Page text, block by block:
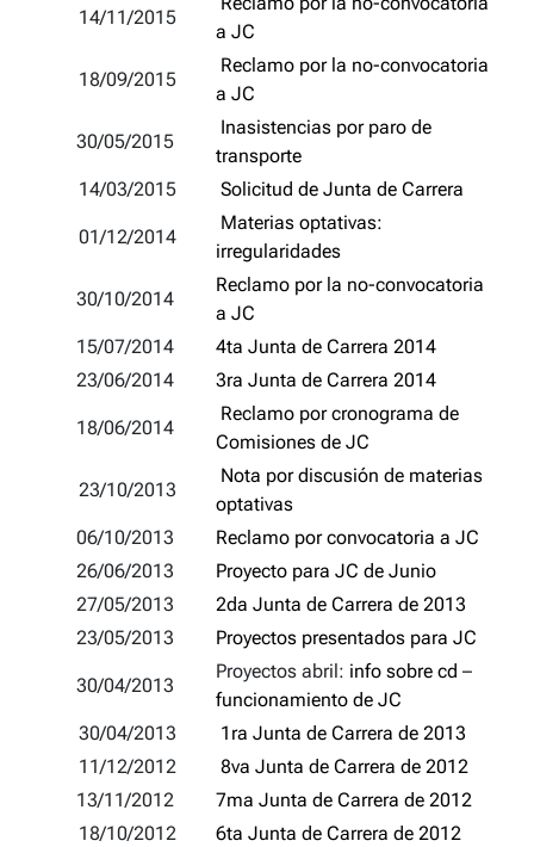
14/11/2015
a JC
18/09/2015
Reclamo por la no-convocatoria
a JC
30/05/2015
Inasistencias por paro de
transporte
14/03/2015
Solicitud de Junta de Carrera
01/12/2014
Materias optativas:
irregularidades
30/10/2014
Reclamo por la no-convocatoria
a JC
15/07/2014
4ta Junta de Carrera 2014
23/06/2014
3ra Junta de Carrera 2014
18/06/2014
Reclamo por cronograma de
Comisiones de JC
23/10/2013
Nota por discusión de materias
optativas
06/10/2013
Reclamo por convocatoria a JC
26/06/2013
Proyecto para JC de Junio
27/05/2013
2da Junta de Carrera de 2013
23/05/2013
Proyectos presentados para JC
30/04/2013
Proyectos abril: info sobre cd –
funcionamiento de JC
30/04/2013
1ra Junta de Carrera de 2013
11/12/2012
8va Junta de Carrera de 2012
13/11/2012
7ma Junta de Carrera de 2012
18/10/2012
6ta Junta de Carrera de 2012